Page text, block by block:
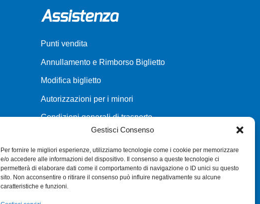
Gestisci Consenso
Per fornire le migliori esperienze, utilizziamo tecnologie come i cookie per memorizzare
e/o accedere alle informazioni del dispositivo. Il consenso a queste tecnologie ci
permetterà di elaborare dati come il comportamento di navigazione o ID unici su questo
sito. Non acconsentire o ritirare il consenso può influire negativamente su alcune
caratteristiche e funzioni.
Assistenza
Punti vendita
Annullamento e Rimborso Biglietto
Modifica biglietto
Autorizzazioni per i minori
Condizioni generali di trasporto
Richiesta fatturazione